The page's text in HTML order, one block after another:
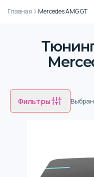
Главная Mercedes AMG GT
Фильтры